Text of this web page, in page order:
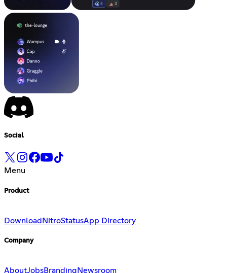
Social
Menu
Product
Download NitroStatusApp Directory
Company
AboutJobsBranding Newsroom